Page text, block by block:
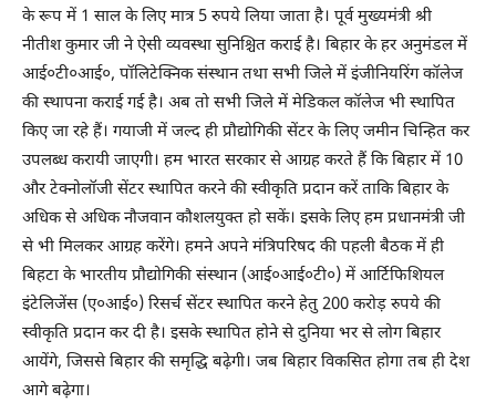
के रूप में 1 साल के लिए मात्र 5 रुपये लिया जाता है। पूर्व मुख्यमंत्री श्री
नीतीश कुमार जी ने ऐसी व्यवस्था सुनिश्चित कराई है। बिहार के हर अनुमंडल में
आई०टी०आई०, पॉलिटेक्निक संस्थान तथा सभी जिले में इंजीनियरिंग कॉलेज
की स्थापना कराई गई है। अब तो सभी जिले में मेडिकल कॉलेज भी स्थापित
किए जा रहे हैं। गयाजी में जल्द ही प्रौद्योगिकी सेंटर के लिए जमीन चिन्हित कर
उपलब्ध करायी जाएगी। हम भारत सरकार से आग्रह करते हैं कि बिहार में 10
और टेक्नोलॉजी सेंटर स्थापित करने की स्वीकृति प्रदान करें ताकि बिहार के
अधिक से अधिक नौजवान कौशलयुक्त हो सकें। इसके लिए हम प्रधानमंत्री जी
से भी मिलकर आग्रह करेंगे। हमने अपने मंत्रिपरिषद की पहली बैठक में ही
बिहटा के भारतीय प्रौद्योगिकी संस्थान (आई०आई०टी०) में आर्टिफिशियल
इंटेलिजेंस (ए०आई०) रिसर्च सेंटर स्थापित करने हेतु 200 करोड़ रुपये की
स्वीकृति प्रदान कर दी है। इसके स्थापित होने से दुनिया भर से लोग बिहार
आयेंगे, जिससे बिहार की समृद्धि बढ़ेगी। जब बिहार विकसित होगा तब ही देश
आगे बढ़ेगा।